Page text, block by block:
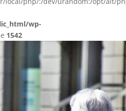
wp-
1542